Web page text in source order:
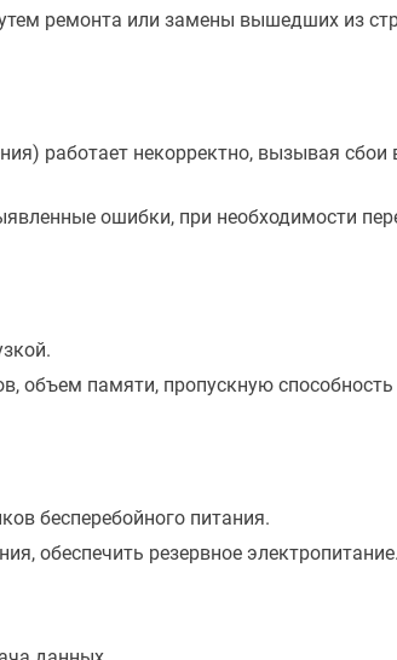
ремонта или замены вышедших из
работает некорректно, вызывая сбои
ошибки, при необходимости
объем памяти, пропускную способность
бесперебойного питания.
обеспечить резервное электропитание.